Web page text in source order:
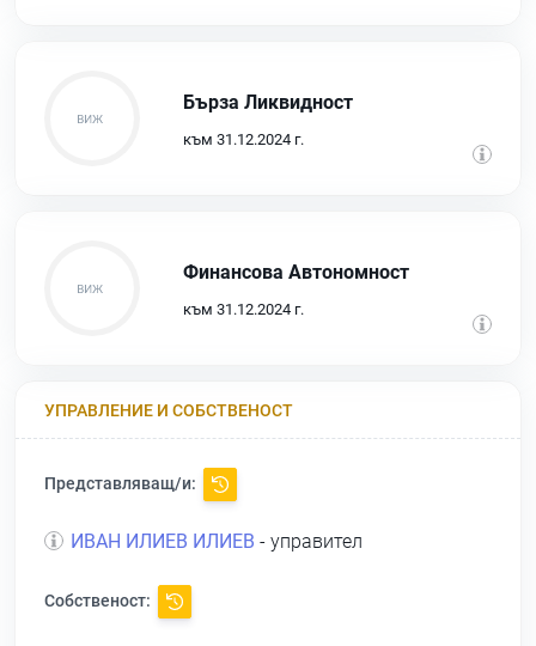
Бърза Ликвидност
към 31.12.2024 г.
Финансова Автономност
към 31.12.2024 г.
УПРАВЛЕНИЕ И СОБСТВЕНОСТ
Представляващ/и:
ИВАН ИЛИЕВ ИЛИЕВ - управител
Собственост: